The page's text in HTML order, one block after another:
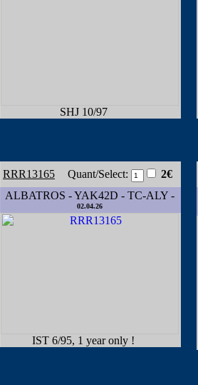
SHJ 10/97
RRR13165 Quant/Select:
2€
ALBATROS - YAK42D - TC-ALY -
02.04.26
IST 6/95, 1 year only !